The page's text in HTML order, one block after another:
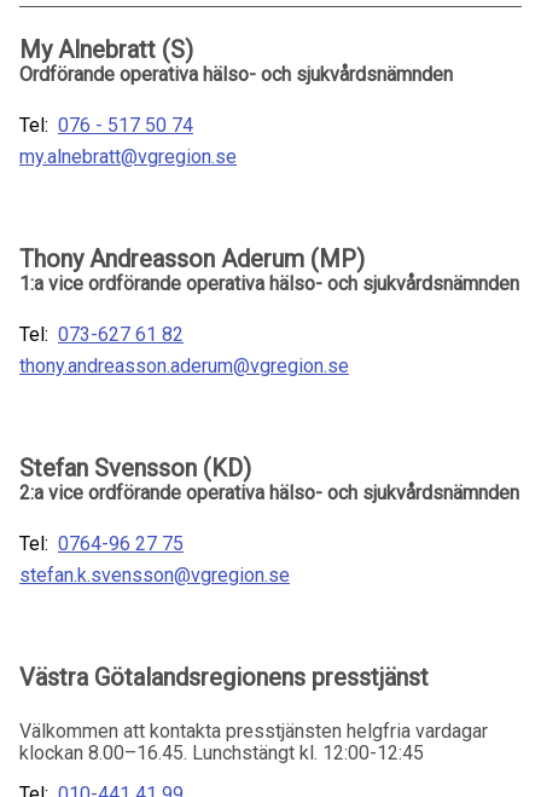
My Alnebratt (S)
Ordförande operativa hälso- och sjukvårdsnämnden
Tel: 076 - 517 50 74
my.alnebratt@vgregion.se
Thony Andreasson Aderum (MP)
1:a vice ordförande operativa hälso- och sjukvårdsnämnden
Tel: 073-627 61 82
thony.andreasson.aderum@vgregion.se
Stefan Svensson (KD)
2:a vice ordförande operativa hälso- och sjukvårdsnämnden
Tel: 0764-96 27 75
stefan.k.svensson@vgregion.se
Västra Götalandsregionens presstjänst
Välkommen att kontakta presstjänsten helgfria vardagar
klockan 8.00–16.45. Lunchstängt kl. 12:00-12:45